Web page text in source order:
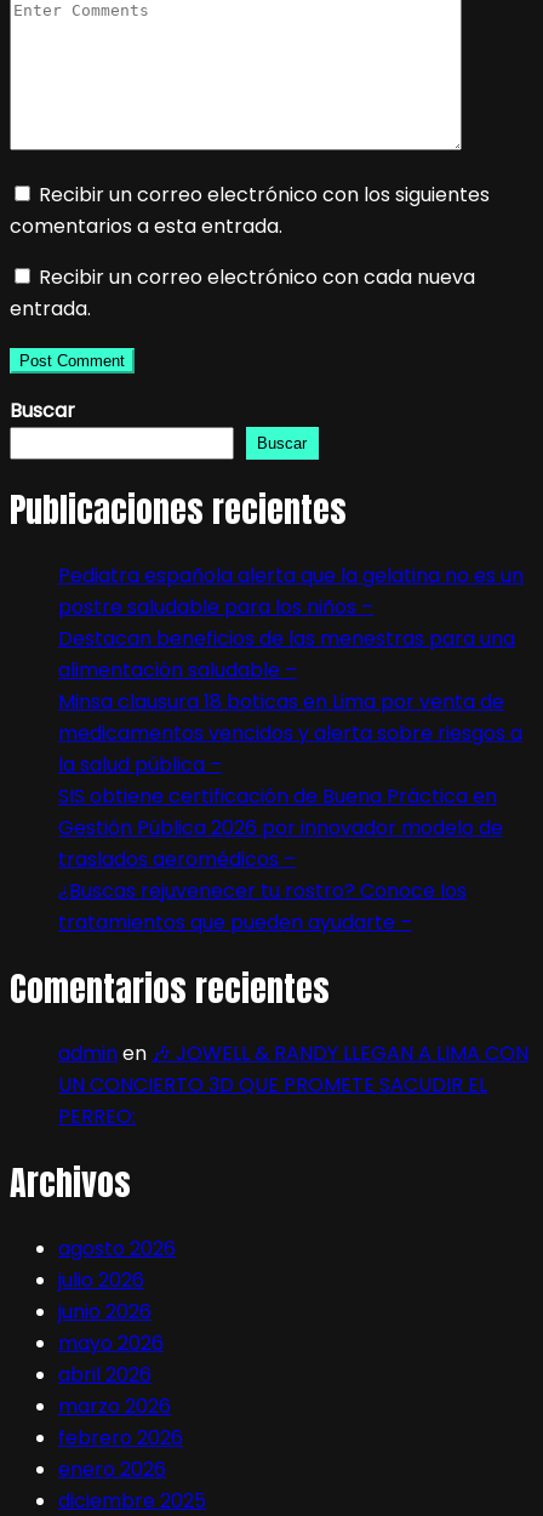
Recibir un correo electrónico con los siguientes
comentarios a esta entrada.
Recibir un correo electrónico con cada nueva
entrada.
Buscar
Buscar
Publicaciones recientes
Pediatra española alerta que la gelatina no es un
postre saludable para los niños –
Destacan beneficios de las menestras para una
alimentación saludable –
Minsa clausura 18 boticas en Lima por venta de
medicamentos vencidos y alerta sobre riesgos a
la salud pública –
SIS obtiene certificación de Buena Práctica en
Gestión Pública 2026 por innovador modelo de
traslados aeromédicos –
¿Buscas rejuvenecer tu rostro? Conoce los
tratamientos que pueden ayudarte –
Comentarios recientes
adminen 🎶 JOWELL & RANDY LLEGAN A LIMA CON
UN CONCIERTO 3D QUE PROMETE SACUDIR EL
PERREO:
Archivos
agosto 2026
julio 2026
junio 2026
mayo 2026
abril 2026
marzo 2026
febrero 2026
enero 2026
diciembre 2025